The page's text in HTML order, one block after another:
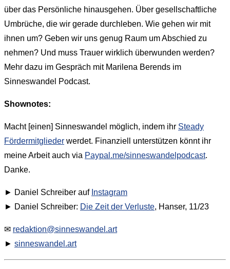
über das Persönliche hinausgehen. Über gesellschaftliche
Umbrüche, die wir gerade durchleben. Wie gehen wir mit
ihnen um? Geben wir uns genug Raum um Abschied zu
nehmen? Und muss Trauer wirklich überwunden werden?
Mehr dazu im Gespräch mit Marilena Berends im
Sinneswandel Podcast.
Shownotes:
Macht [einen] Sinneswandel möglich, indem ihr Steady
Fördermitglieder werdet. Finanziell unterstützen könnt ihr
meine Arbeit auch via Paypal.me/sinneswandelpodcast.
Danke.
► Daniel Schreiber auf Instagram
► Daniel Schreiber: Die Zeit der Verluste, Hanser, 11/23
✉ redaktion@sinneswandel.art
► sinneswandel.art